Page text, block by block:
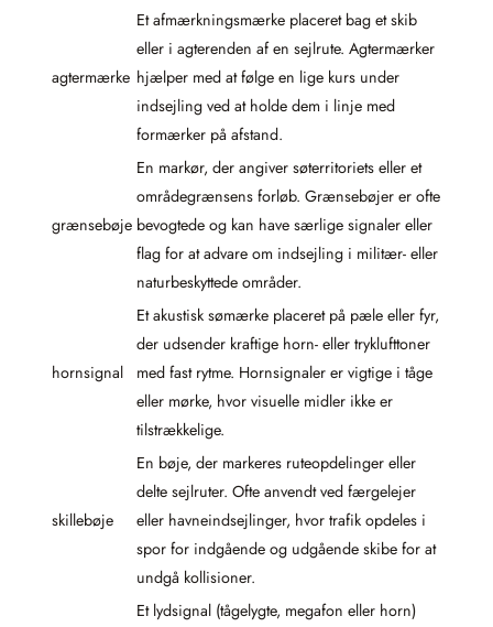
agtermærke
Et afmærkningsmærke placeret bag et skib
eller i agterenden af en sejlrute. Agtermærker
hjælper med at følge en lige kurs under
indsejling ved at holde dem i linje med
formærker på afstand.
grænsebøje
En markør, der angiver søterritoriets eller et
områdegrænsens forløb. Grænsebøjer er ofte
bevogtede og kan have særlige signaler eller
flag for at advare om indsejling i militær- eller
naturbeskyttede områder.
hornsignal
Et akustisk sømærke placeret på pæle eller fyr,
der udsender kraftige horn- eller tryklufttoner
med fast rytme. Hornsignaler er vigtige i tåge
eller mørke, hvor visuelle midler ikke er
tilstrækkelige.
skillebøje
En bøje, der markeres ruteopdelinger eller
delte sejlruter. Ofte anvendt ved færgelejer
eller havneindsejlinger, hvor trafik opdeles i
spor for indgående og udgående skibe for at
undgå kollisioner.
Et lydsignal (tågelygte, megafon eller horn)